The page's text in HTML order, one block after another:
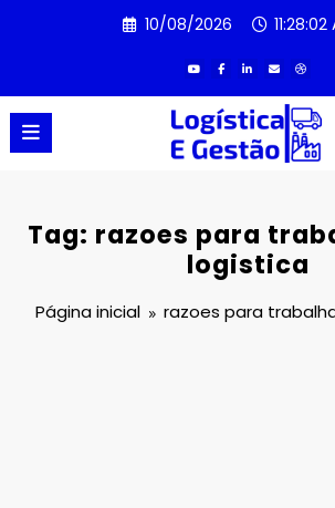
10/08/2026 11:28:02
Tag: razoes para
logistica
Página inicial razoes para